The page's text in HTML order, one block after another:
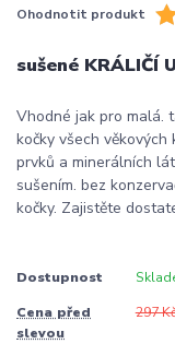
Ohodnotit produkt
sušené KRÁLIČÍ
Vhodné jak pro malá.
kočky všech
prvků a minerálních
sušením. bez
kočky. Zajistěte
Dostupnost
Cena před
slevou
297